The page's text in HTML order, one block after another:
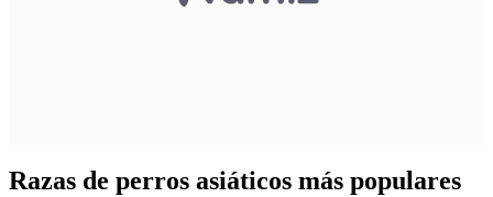
Razas de perros asiáticos más populares